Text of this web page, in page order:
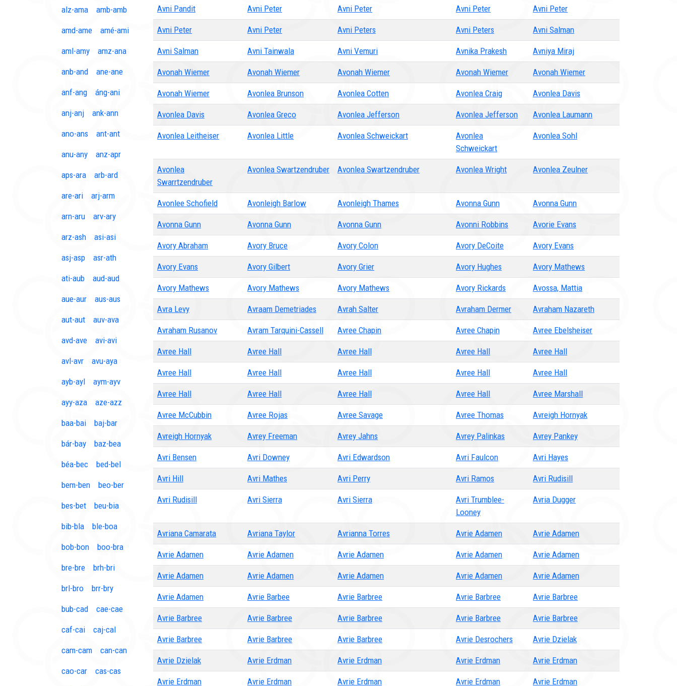
alz-ama amb-amb
amd-ame amé-ami
aml-amy amz-ana
anb-and ane-ane
anf-ang áng-ani
anj-anj ank-ann
ano-ans ant-ant
anu-any anz-apr
aps-ara arb-ard
are-ari arj-arm
arn-aru arv-ary
arz-ash asi-asi
asj-asp asr-ath
ati-aub aud-aud
aue-aur aus-aus
aut-aut auv-ava
avd-ave avi-avi
avl-avr avu-aya
ayb-ayl aym-ayv
ayy-aza aze-azz
baa-bai baj-bar
bár-bay baz-bea
béa-bec bed-bel
bem-ben beo-ber
bes-bet beu-bia
bib-bla ble-boa
bob-bon boo-bra
bre-bre brh-bri
brl-bro brr-bry
bub-cad cae-cae
caf-cai caj-cal
cam-cam can-can
cao-car cas-cas
Avni Pandit Avni Peter Avni Peter Avni Peter Avni Peter
Avni Peter Avni Peter Avni Peters Avni Peters Avni Salman
Avni Salman Avni Tainwala Avni Vemuri Avnika Prakesh Avniya Miraj
Avonah Wiemer Avonah Wiemer Avonah Wiemer Avonah Wiemer Avonah Wiemer
Avonah Wiemer Avonlea Brunson Avonlea Cotten Avonlea Craig Avonlea Davis
Avonlea Davis Avonlea Greco Avonlea Jefferson Avonlea Jefferson Avonlea Laumann
Avonlea Leitheiser Avonlea Little Avonlea Schweickart
Avonlea
Schweickart
Avonlea Sohl
Avonlea
Swarrtzendruber
Avonlea Swartzendruber Avonlea Swartzendruber Avonlea Wright Avonlea Zeulner
Avonlee Schofield Avonleigh Barlow Avonleigh Thames Avonna Gunn Avonna Gunn
Avonna Gunn Avonna Gunn Avonna Gunn Avonni Robbins Avorie Evans
Avory Abraham Avory Bruce Avory Colon Avory DeCoite Avory Evans
Avory Evans Avory Gilbert Avory Grier Avory Hughes Avory Mathews
Avory Mathews Avory Mathews Avory Mathews Avory Rickards Avossa, Mattia
Avra Levy Avraam Demetriades Avrah Salter Avraham Dermer Avraham Nazareth
Avraham Rusanov Avram Tarquini-Cassell Avree Chapin Avree Chapin Avree Ebelsheiser
Avree Hall Avree Hall Avree Hall Avree Hall Avree Hall
Avree Hall Avree Hall Avree Hall Avree Hall Avree Hall
Avree Hall Avree Hall Avree Hall Avree Hall Avree Marshall
Avree McCubbin Avree Rojas Avree Savage Avree Thomas Avreigh Hornyak
Avreigh Hornyak Avrey Freeman Avrey Jahns Avrey Palinkas Avrey Pankey
Avri Bensen Avri Downey Avri Edwardson Avri Faulcon Avri Hayes
Avri Hill Avri Mathes Avri Perry Avri Ramos Avri Rudisill
Avri Rudisill Avri Sierra Avri Sierra
Avri Trumblee-
Looney
Avria Dugger
Avriana Camarata Avriana Taylor Avrianna Torres Avrie Adamen Avrie Adamen
Avrie Adamen Avrie Adamen Avrie Adamen Avrie Adamen Avrie Adamen
Avrie Adamen Avrie Adamen Avrie Adamen Avrie Adamen Avrie Adamen
Avrie Adamen Avrie Barbee Avrie Barbree Avrie Barbree Avrie Barbree
Avrie Barbree Avrie Barbree Avrie Barbree Avrie Barbree Avrie Barbree
Avrie Barbree Avrie Barbree Avrie Barbree Avrie Desrochers Avrie Dzielak
Avrie Dzielak Avrie Erdman Avrie Erdman Avrie Erdman Avrie Erdman
Avrie Erdman Avrie Erdman Avrie Erdman Avrie Erdman Avrie Erdman